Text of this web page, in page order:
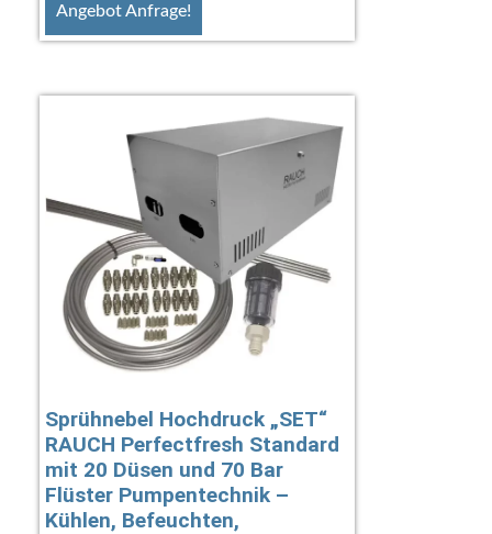
Angebot Anfrage!
Sprühnebel Hochdruck „SET“
RAUCH Perfectfresh Standard
mit 20 Düsen und 70 Bar
Flüster Pumpentechnik –
Kühlen, Befeuchten,